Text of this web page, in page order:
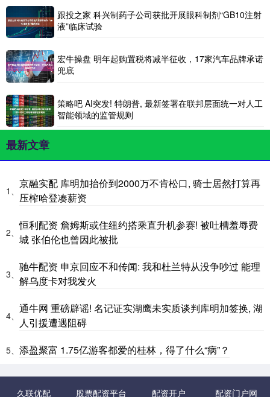
跟投之家 科兴制药子公司获批开展眼科制剂“GB10注射
液”临床试验
宏牛操盘 明年起购置税将减半征收，17家汽车品牌承诺
兜底
策略吧 AI突发! 特朗普, 最新签署在联邦层面统一对人工
智能领域的监管规则
最新文章
1、
京融实配 库明加抬价到2000万不肯松口, 骑士居然打算再
压榨哈登凑薪资
2、
恒利配资 詹姆斯或住纽约搭乘直升机参赛! 被吐槽羞辱费
城 张伯伦也曾因此被批
3、
驰牛配资 申京回应不和传闻: 我和杜兰特从没争吵过 能理
解乌度卡对我发火
4、
通牛网 重磅辟谣! 名记证实湖鹰未实质谈判库明加签换, 湖
人引援遭遇阻碍
5、 添盈聚富 1.75亿游客都爱的桂林，得了什么“病”？
久联优配 股票配资平台 配资开户 配资门户网